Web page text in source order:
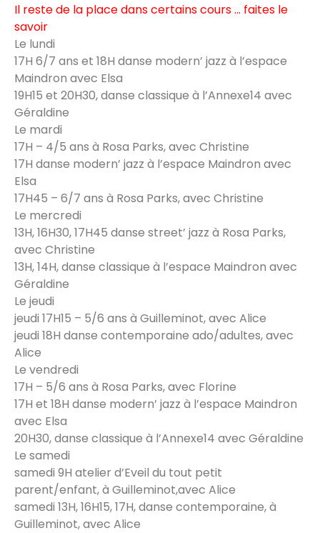
Il reste de la place dans certains cours … faites le
savoir
Le lundi
17H 6/7 ans et 18H danse modern’ jazz à l’espace
Maindron avec Elsa
19H15 et 20H30, danse classique à l’Annexe14 avec
Géraldine
Le mardi
17H – 4/5 ans à Rosa Parks, avec Christine
17H danse modern’ jazz à l’espace Maindron avec
Elsa
17H45 – 6/7 ans à Rosa Parks, avec Christine
Le mercredi
13H, 16H30, 17H45 danse street’ jazz à Rosa Parks,
avec Christine
13H, 14H, danse classique à l’espace Maindron avec
Géraldine
Le jeudi
jeudi 17H15 – 5/6 ans à Guilleminot, avec Alice
jeudi 18H danse contemporaine ado/adultes, avec
Alice
Le vendredi
17H – 5/6 ans à Rosa Parks, avec Florine
17H et 18H danse modern’ jazz à l’espace Maindron
avec Elsa
20H30, danse classique à l’Annexe14 avec Géraldine
Le samedi
samedi 9H atelier d’Eveil du tout petit
parent/enfant, à Guilleminot,avec Alice
samedi 13H, 16H15, 17H, danse contemporaine, à
Guilleminot, avec Alice